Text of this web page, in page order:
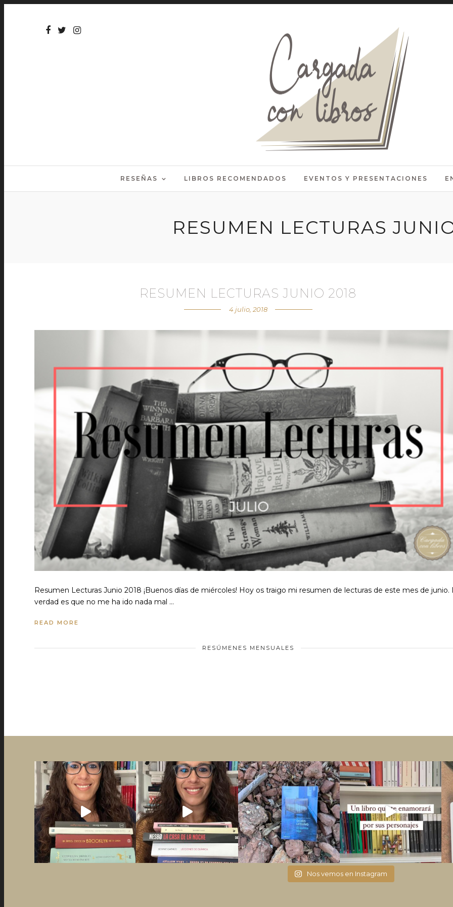
RESEÑAS LIBROS RECOMENDADOS EVENTOS Y PRESENTACIONES
RESUMEN LECTURAS
RESUMEN LECTURAS JUNIO 2018
4 julio, 2018
Resumen Lecturas Junio 2018 ¡Buenos días de miércoles! Hoy os traigo mi resumen de lecturas de este mes de junio.
verdad es que no me ha ido nada mal …
READ MORE
RESÚMENES MENSUALES
Nos vemos en Instagram